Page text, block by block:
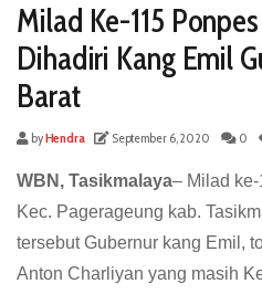
Milad Ke-115
Dihadiri Kang Emil
Barat
byHendra September 6, 2020 0
WBN, Tasikmalaya– Milad
Kec. Pagerageung kab.
tersebut Gubernur kang Emil,
Anton Charliyan yang masih